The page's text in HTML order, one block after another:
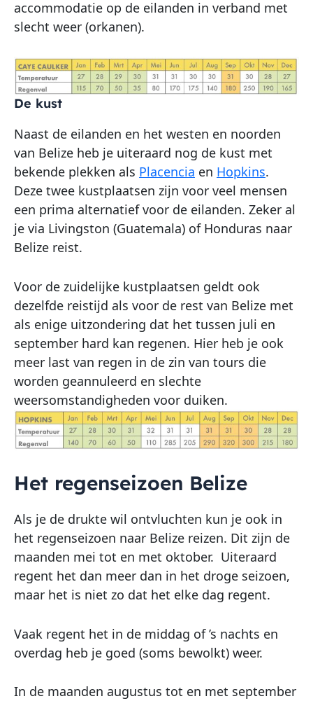
accommodatie op de eilanden in verband met
slecht weer (orkanen).
De kust
Naast de eilanden en het westen en noorden
van Belize heb je uiteraard nog de kust met
bekende plekken als Placencia en Hopkins.
Deze twee kustplaatsen zijn voor veel mensen
een prima alternatief voor de eilanden. Zeker al
je via Livingston (Guatemala) of Honduras naar
Belize reist.
Voor de zuidelijke kustplaatsen geldt ook
dezelfde reistijd als voor de rest van Belize met
als enige uitzondering dat het tussen juli en
september hard kan regenen. Hier heb je ook
meer last van regen in de zin van tours die
worden geannuleerd en slechte
weersomstandigheden voor duiken.
Het regenseizoen Belize
Als je de drukte wil ontvluchten kun je ook in
het regenseizoen naar Belize reizen. Dit zijn de
maanden mei tot en met oktober. Uiteraard
regent het dan meer dan in het droge seizoen,
maar het is niet zo dat het elke dag regent.
Vaak regent het in de middag of ’s nachts en
overdag heb je goed (soms bewolkt) weer.
In de maanden augustus tot en met september